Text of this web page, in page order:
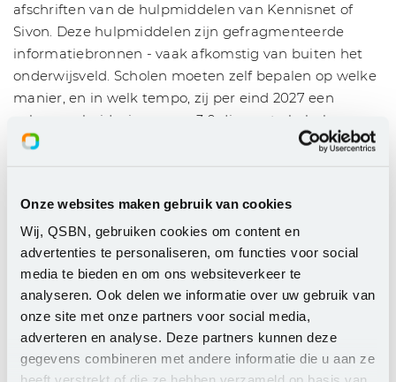
Onze websites maken gebruik van cookies
Wij, QSBN, gebruiken cookies om content en
advertenties te personaliseren, om functies voor social
media te bieden en om ons websiteverkeer te
analyseren. Ook delen we informatie over uw gebruik van
onze site met onze partners voor social media,
adverteren en analyse. Deze partners kunnen deze
gegevens combineren met andere informatie die u aan ze
afschriften van de hulpmiddelen van Kennisnet of
Sivon. Deze hulpmiddelen zijn gefragmenteerde
informatiebronnen - vaak afkomstig van buiten het
onderwijsveld. Scholen moeten zelf bepalen op welke
manier, en in welk tempo, zij per eind 2027 een
volwassenheidsniveau van 3.0 dienen te behalen.
Scholen worden niet aan de hand meegenomen in
afgegeven hulpmiddelen planning van Kennisnet. Wij
zien wel dat deze planningen vrijwel altijd worden
bijgesteld. Kennisnet bijeenkomsten in het land zijn
alleen beperkt toegankelijk en tippen een klein
onderdeel van het Funderend Onderwijs
Normenkader aan. Er is geen aanpak voor een
volwaardige implementatietraject voor de scholen tot
eind 2027. Scholen moeten zelf stappen ondernemen